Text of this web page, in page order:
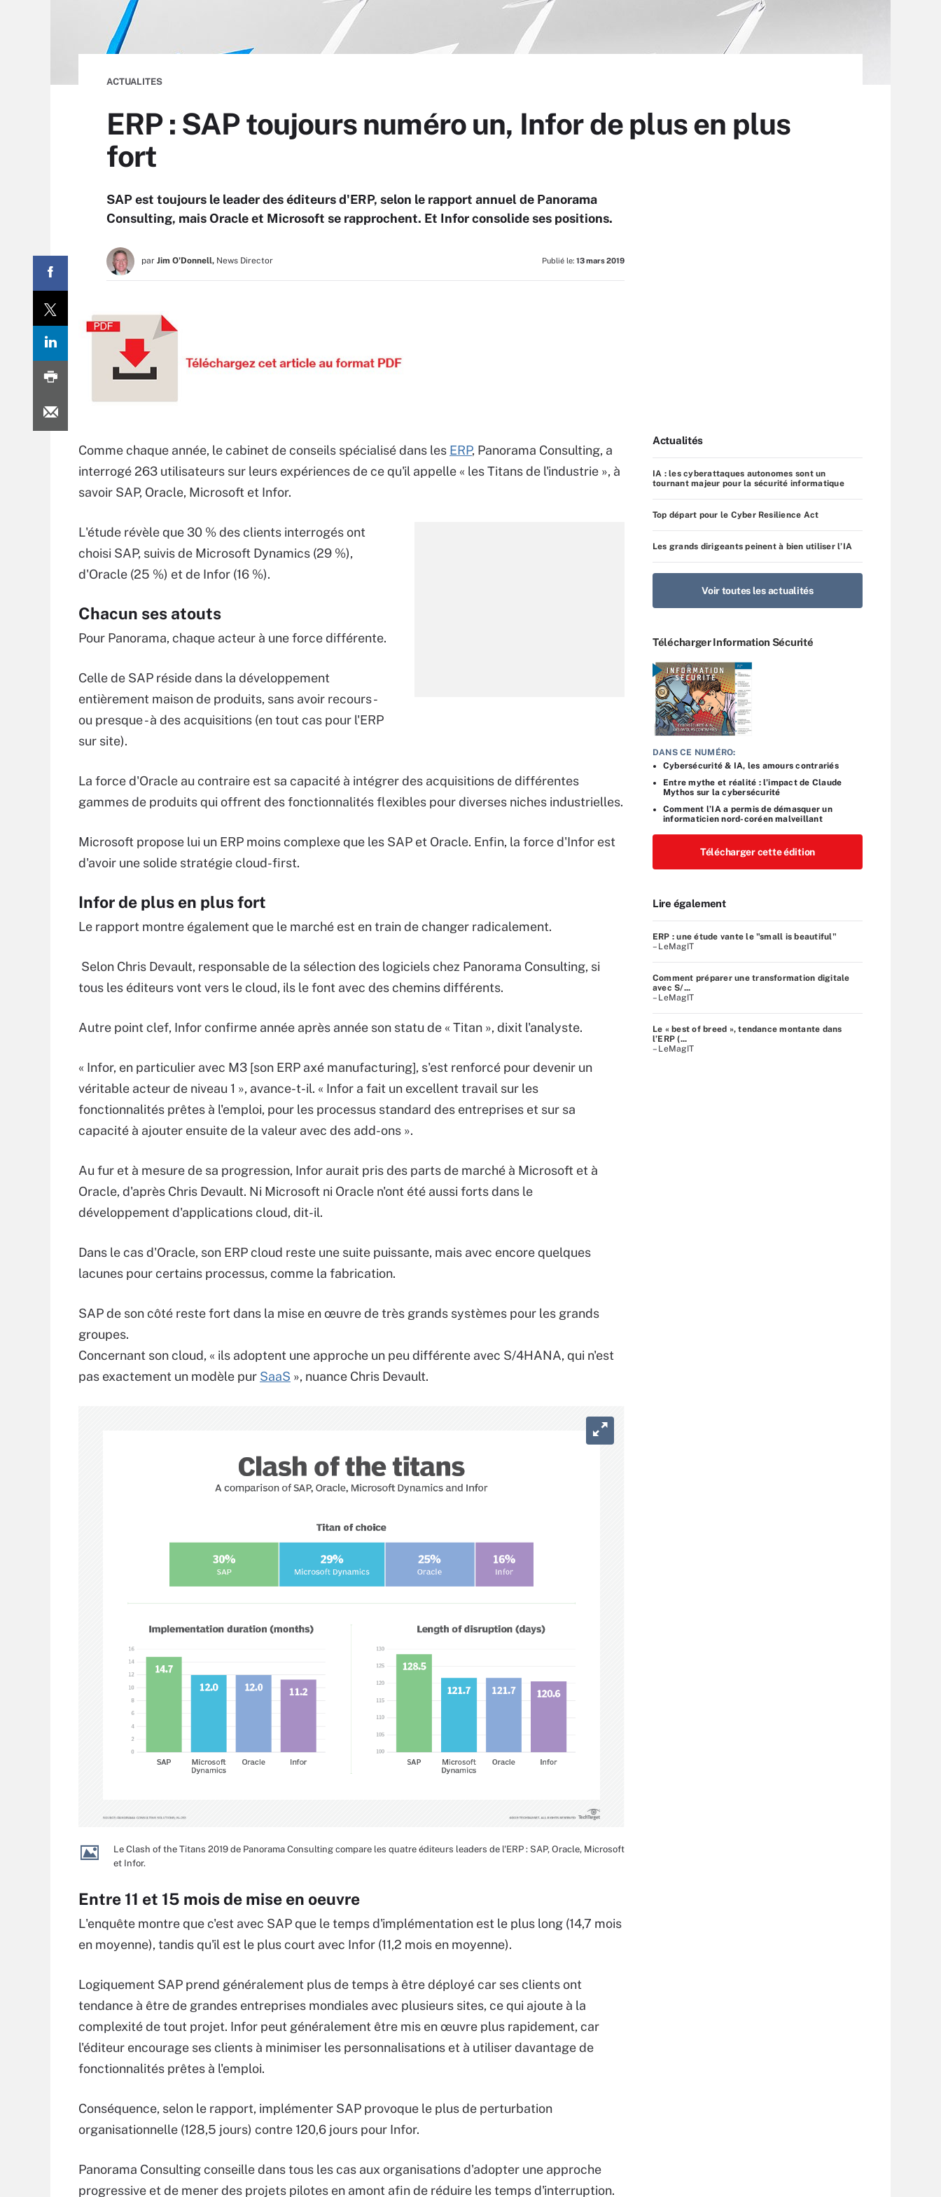
ACTUALITES
ERP : SAP toujours numéro un, Infor de plus en plus
fort
SAP est toujours le leader des éditeurs d'ERP, selon le rapport annuel de Panorama
Consulting, mais Oracle et Microsoft se rapprochent. Et Infor consolide ses positions.
par Jim O'Donnell, News Director Publié le: 13 mars 2019
Comme chaque année, le cabinet de conseils spécialisé dans les ERP, Panorama Consulting, a
interrogé 263 utilisateurs sur leurs expériences de ce qu'il appelle « les Titans de l'industrie », à
savoir SAP, Oracle, Microsoft et Infor.
L'étude révèle que 30 % des clients interrogés ont
choisi SAP, suivis de Microsoft Dynamics (29 %),
d'Oracle (25 %) et de Infor (16 %).
Chacun ses atouts
Pour Panorama, chaque acteur à une force différente.
Celle de SAP réside dans la développement
entièrement maison de produits, sans avoir recours -
ou presque - à des acquisitions (en tout cas pour l'ERP
sur site).
La force d'Oracle au contraire est sa capacité à intégrer des acquisitions de différentes
gammes de produits qui offrent des fonctionnalités flexibles pour diverses niches industrielles.
Microsoft propose lui un ERP moins complexe que les SAP et Oracle. Enfin, la force d'Infor est
d'avoir une solide stratégie cloud-first.
Infor de plus en plus fort
Le rapport montre également que le marché est en train de changer radicalement.
Selon Chris Devault, responsable de la sélection des logiciels chez Panorama Consulting, si
tous les éditeurs vont vers le cloud, ils le font avec des chemins différents.
Autre point clef, Infor confirme année après année son statu de « Titan », dixit l'analyste.
« Infor, en particulier avec M3 [son ERP axé manufacturing], s'est renforcé pour devenir un
véritable acteur de niveau 1 », avance-t-il. « Infor a fait un excellent travail sur les
fonctionnalités prêtes à l'emploi, pour les processus standard des entreprises et sur sa
capacité à ajouter ensuite de la valeur avec des add-ons ».
Au fur et à mesure de sa progression, Infor aurait pris des parts de marché à Microsoft et à
Oracle, d'après Chris Devault. Ni Microsoft ni Oracle n'ont été aussi forts dans le
développement d'applications cloud, dit-il.
Dans le cas d'Oracle, son ERP cloud reste une suite puissante, mais avec encore quelques
lacunes pour certains processus, comme la fabrication.
SAP de son côté reste fort dans la mise en œuvre de très grands systèmes pour les grands
groupes.
Concernant son cloud, « ils adoptent une approche un peu différente avec S/4HANA, qui n'est
pas exactement un modèle pur SaaS », nuance Chris Devault.
Le Clash of the Titans 2019 de Panorama Consulting compare les quatre éditeurs leaders de l'ERP : SAP, Oracle, Microsoft
et Infor.
Entre 11 et 15 mois de mise en oeuvre
L'enquête montre que c'est avec SAP que le temps d'implémentation est le plus long (14,7 mois
en moyenne), tandis qu'il est le plus court avec Infor (11,2 mois en moyenne).
Logiquement SAP prend généralement plus de temps à être déployé car ses clients ont
tendance à être de grandes entreprises mondiales avec plusieurs sites, ce qui ajoute à la
complexité de tout projet. Infor peut généralement être mis en œuvre plus rapidement, car
l'éditeur encourage ses clients à minimiser les personnalisations et à utiliser davantage de
fonctionnalités prêtes à l'emploi.
Conséquence, selon le rapport, implémenter SAP provoque le plus de perturbation
organisationnelle (128,5 jours) contre 120,6 jours pour Infor.
Panorama Consulting conseille dans tous les cas aux organisations d'adopter une approche
progressive et de mener des projets pilotes en amont afin de réduire les temps d'interruption.
Actualités
IA : les cyberattaques autonomes sont un
tournant majeur pour la sécurité informatique
Top départ pour le Cyber Resilience Act
Les grands dirigeants peinent à bien utiliser l’IA
Voir toutes les actualités
Télécharger Information Sécurité
DANS CE NUMÉRO:
Cybersécurité & IA, les amours contrariés
Entre mythe et réalité : l’impact de Claude
Mythos sur la cybersécurité
Comment l’IA a permis de démasquer un
informaticien nord-coréen malveillant
Télécharger cette édition
Lire également
ERP : une étude vante le "small is beautiful"
– LeMagIT
Comment préparer une transformation digitale
avec S/...
– LeMagIT
Le « best of breed », tendance montante dans
l’ERP (...
– LeMagIT